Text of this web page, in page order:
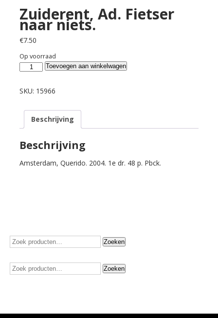
Zuiderent, Ad. Fietser
naar niets.
€7.50
Op voorraad
Zuiderent,
Fietser
niets.
aantal
Toevoegen aan winkelwagen
SKU: 15966
Beschrijving
Beschrijving
Amsterdam, Querido. 2004. 1e dr. 48 p. Pbck.
Zoeken
naar:
Zoeken
Zoeken
naar:
Zoeken